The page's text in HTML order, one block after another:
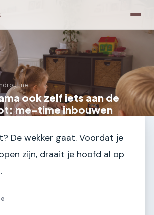
ook zelf iets aan de
me-time inbouwen
De wekker gaat. Voordat je
zijn, draait je hoofd al op